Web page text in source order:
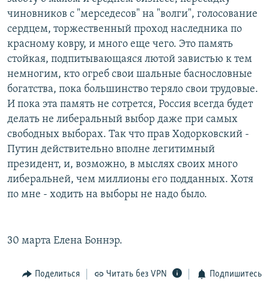
чиновников с "мерседесов" на "волги", голосование
сердцем, торжественный проход наследника по
красному ковру, и много еще чего. Это память
стойкая, подпитывающаяся лютой завистью к тем
немногим, кто огреб свои шальные баснословные
богатства, пока большинство теряло свои трудовые.
И пока эта память не сотрется, Россия всегда будет
делать не либеральный выбор даже при самых
свободных выборах. Так что прав Ходорковский -
Путин действительно вполне легитимный
президент, и, возможно, в мыслях своих много
либеральней, чем миллионы его подданных. Хотя
по мне - ходить на выборы не надо было.
30 марта Елена Боннэр.
Поделиться Читать без VPN Подпишитесь